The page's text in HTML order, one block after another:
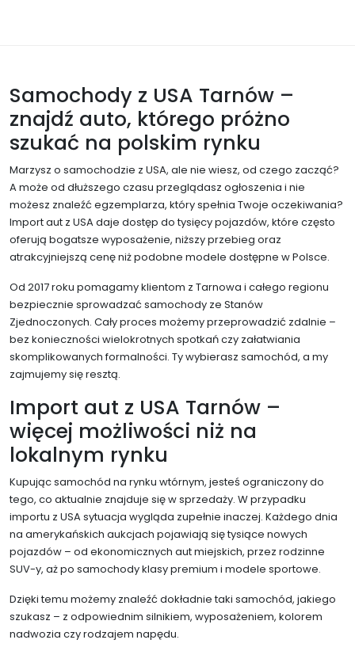
Samochody z USA Tarnów –
znajdź auto, którego próżno
szukać na polskim rynku
Marzysz o samochodzie z USA, ale nie wiesz, od czego zacząć?
A może od dłuższego czasu przeglądasz ogłoszenia i nie
możesz znaleźć egzemplarza, który spełnia Twoje oczekiwania?
Import aut z USA daje dostęp do tysięcy pojazdów, które często
oferują bogatsze wyposażenie, niższy przebieg oraz
atrakcyjniejszą cenę niż podobne modele dostępne w Polsce.
Od 2017 roku pomagamy klientom z Tarnowa i całego regionu
bezpiecznie sprowadzać samochody ze Stanów
Zjednoczonych. Cały proces możemy przeprowadzić zdalnie –
bez konieczności wielokrotnych spotkań czy załatwiania
skomplikowanych formalności. Ty wybierasz samochód, a my
zajmujemy się resztą.
Import aut z USA Tarnów –
więcej możliwości niż na
lokalnym rynku
Kupując samochód na rynku wtórnym, jesteś ograniczony do
tego, co aktualnie znajduje się w sprzedaży. W przypadku
importu z USA sytuacja wygląda zupełnie inaczej. Każdego dnia
na amerykańskich aukcjach pojawiają się tysiące nowych
pojazdów – od ekonomicznych aut miejskich, przez rodzinne
SUV-y, aż po samochody klasy premium i modele sportowe.
Dzięki temu możemy znaleźć dokładnie taki samochód, jakiego
szukasz – z odpowiednim silnikiem, wyposażeniem, kolorem
nadwozia czy rodzajem napędu.